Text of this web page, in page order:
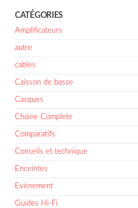
CATÉGORIES
Amplificateurs
autre
cables
Caisson de basse
Casques
Chaine Complete
Comparatifs
Conseils et technique
Enceintes
Evènement
Guides Hi-Fi